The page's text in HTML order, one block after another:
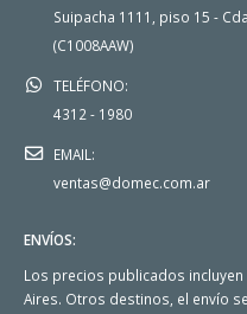
Suipacha 1111, piso 15 -
(C1008AAW)
TELÉFONO:
4312 - 1980
EMAIL:
ventas@domec.com.ar
ENVÍOS:
Los precios publicados incluyen
Aires. Otros destinos, el envío